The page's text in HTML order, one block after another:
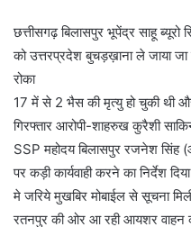
छत्तीसगढ़ बिलासपुर भूपेंद्र साहू ब्यूरो
को उत्तरप्रदेश बुचड़ख़ाना ले जाया
रोका
17 में से 2 भैस की मृत्यु हो चुकी थी
गिरफ्तार आरोपी-शाहरुख कुरैशी
SSP महोदय बिलासपुर रजनेश सिंह
पर कड़ी कार्यवाही करने का निर्देश
मे जरिये मुखबिर मोबाईल से सूचना
रतनपुर की ओर आ रही आयशर वाहन